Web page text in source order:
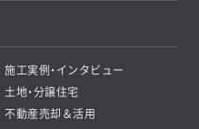
施工実例・インタビュー
土地・分譲住宅
不動産売却＆活用